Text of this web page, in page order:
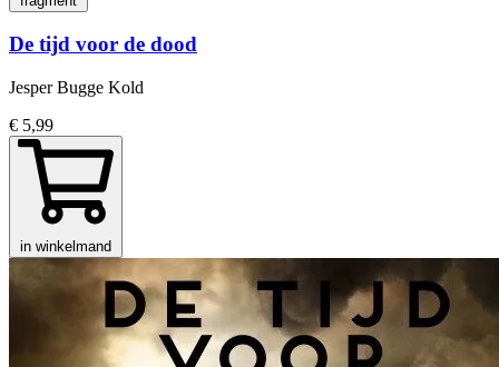
De tijd voor de dood
Jesper Bugge Kold
€ 5,99
in winkelmand